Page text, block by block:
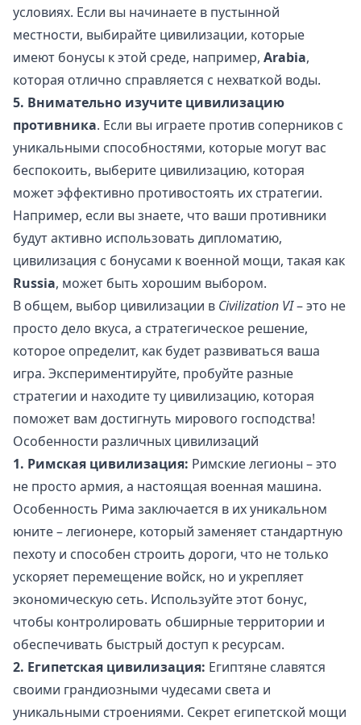
условиях. Если вы начинаете в пустынной
местности, выбирайте цивилизации, которые
имеют бонусы к этой среде, например, Arabia,
которая отлично справляется с нехваткой воды.
5. Внимательно изучите цивилизацию
противника. Если вы играете против соперников с
уникальными способностями, которые могут вас
беспокоить, выберите цивилизацию, которая
может эффективно противостоять их стратегии.
Например, если вы знаете, что ваши противники
будут активно использовать дипломатию,
цивилизация с бонусами к военной мощи, такая как
Russia, может быть хорошим выбором.
В общем, выбор цивилизации в Civilization VI– это не
просто дело вкуса, а стратегическое решение,
которое определит, как будет развиваться ваша
игра. Экспериментируйте, пробуйте разные
стратегии и находите ту цивилизацию, которая
поможет вам достигнуть мирового господства!
Особенности различных цивилизаций
1. Римская цивилизация: Римские легионы – это
не просто армия, а настоящая военная машина.
Особенность Рима заключается в их уникальном
юните – легионере, который заменяет стандартную
пехоту и способен строить дороги, что не только
ускоряет перемещение войск, но и укрепляет
экономическую сеть. Используйте этот бонус,
чтобы контролировать обширные территории и
обеспечивать быстрый доступ к ресурсам.
2. Египетская цивилизация: Египтяне славятся
своими грандиозными чудесами света и
уникальными строениями. Секрет египетской мощи